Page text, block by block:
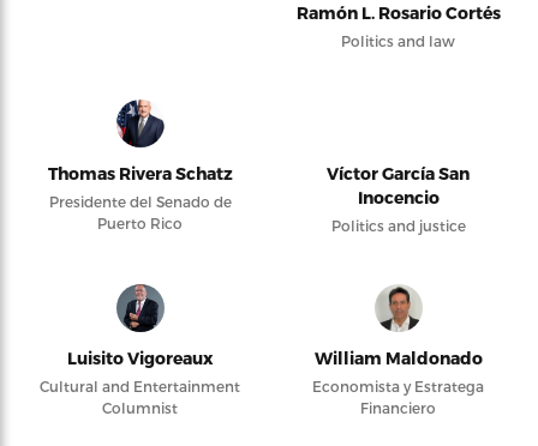
Ramón L. Rosario Cortés
Politics and law
Thomas Rivera Schatz
Presidente del Senado de
Puerto Rico
Víctor García San
Inocencio
Politics and justice
Luisito Vigoreaux
Cultural and Entertainment
Columnist
William Maldonado
Economista y Estratega
Financiero